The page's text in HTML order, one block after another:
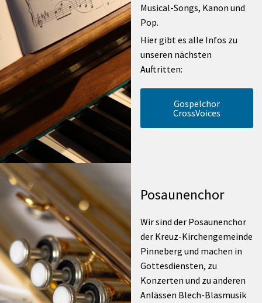
Musical-Songs, Kanon und
Pop.
Hier gibt es alle Infos zu
unseren nächsten
Auftritten:
Gospelchor
CrossVoices
Posaunenchor
Wir sind der Posaunenchor
der Kreuz-Kirchengemeinde
Pinneberg und machen in
Gottesdiensten, zu
Konzerten und zu anderen
Anlässen Blech-Blasmusik